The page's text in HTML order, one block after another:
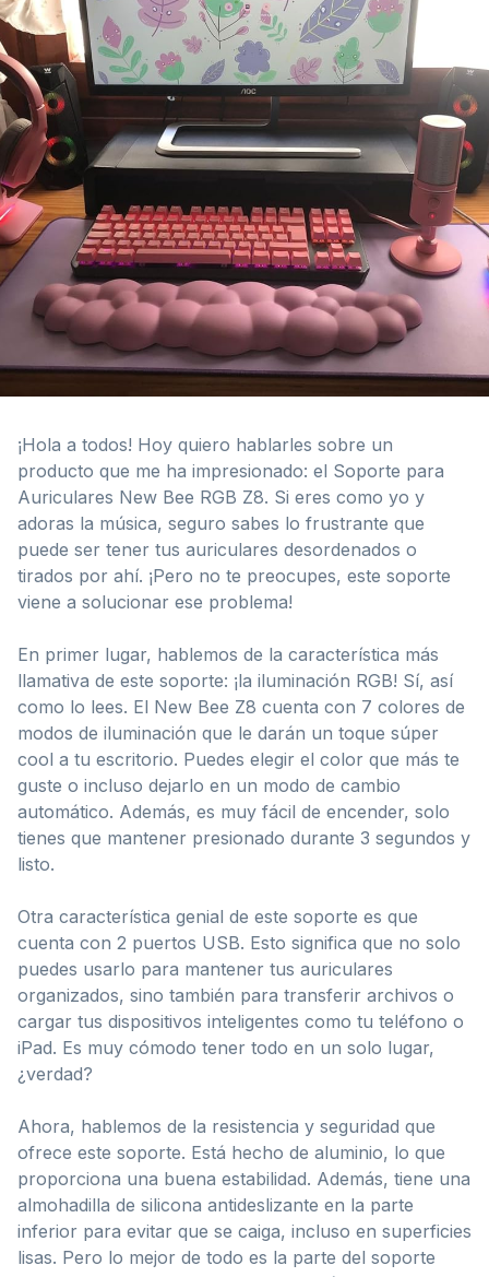
¡Hola a todos! Hoy quiero hablarles sobre un
producto que me ha impresionado: el Soporte para
Auriculares New Bee RGB Z8. Si eres como yo y
adoras la música, seguro sabes lo frustrante que
puede ser tener tus auriculares desordenados o
tirados por ahí. ¡Pero no te preocupes, este soporte
viene a solucionar ese problema!
En primer lugar, hablemos de la característica más
llamativa de este soporte: ¡la iluminación RGB! Sí, así
como lo lees. El New Bee Z8 cuenta con 7 colores de
modos de iluminación que le darán un toque súper
cool a tu escritorio. Puedes elegir el color que más te
guste o incluso dejarlo en un modo de cambio
automático. Además, es muy fácil de encender, solo
tienes que mantener presionado durante 3 segundos y
listo.
Otra característica genial de este soporte es que
cuenta con 2 puertos USB. Esto significa que no solo
puedes usarlo para mantener tus auriculares
organizados, sino también para transferir archivos o
cargar tus dispositivos inteligentes como tu teléfono o
iPad. Es muy cómodo tener todo en un solo lugar,
¿verdad?
Ahora, hablemos de la resistencia y seguridad que
ofrece este soporte. Está hecho de aluminio, lo que
proporciona una buena estabilidad. Además, tiene una
almohadilla de silicona antideslizante en la parte
inferior para evitar que se caiga, incluso en superficies
lisas. Pero lo mejor de todo es la parte del soporte